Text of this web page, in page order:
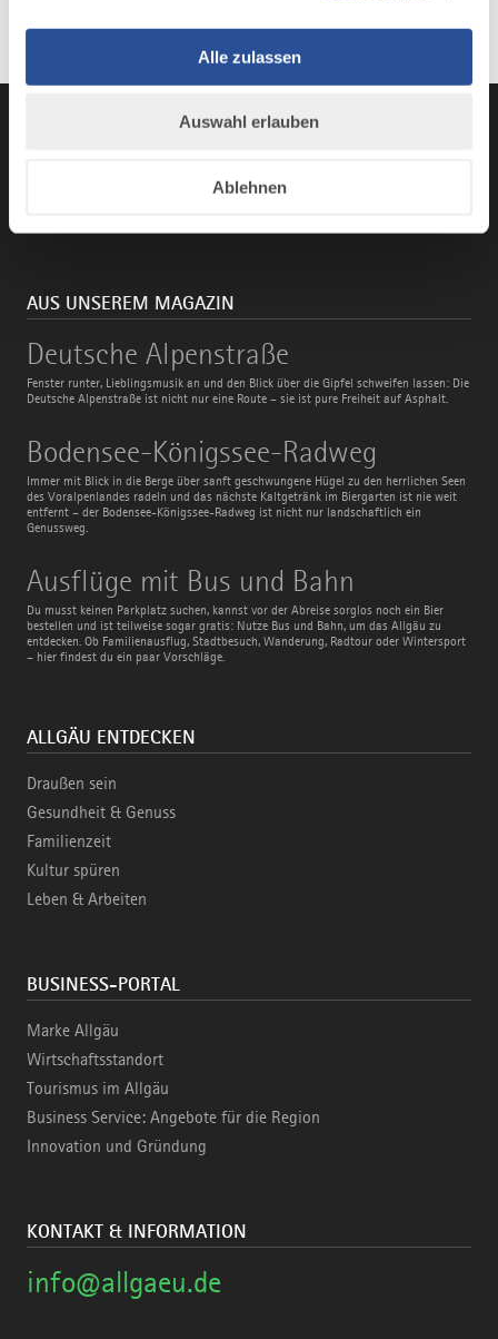
Alle zulassen
Auswahl erlauben
Ablehnen
AUS UNSEREM MAGAZIN
Deutsche Alpenstraße
Fenster runter, Lieblingsmusik an und den Blick über die Gipfel schweifen lassen: Die
Deutsche Alpenstraße ist nicht nur eine Route – sie ist pure Freiheit auf Asphalt.
Deutsche
Alpenstraße
Bodensee-Königssee-Radweg
Immer mit Blick in die Berge über sanft geschwungene Hügel zu den herrlichen Seen
des Voralpenlandes radeln und das nächste Kaltgetränk im Biergarten ist nie weit
entfernt – der Bodensee-Königssee-Radweg ist nicht nur landschaftlich ein
Genussweg.
Bodensee-
Königssee-
Radweg
Ausflüge mit Bus und Bahn
Du musst keinen Parkplatz suchen, kannst vor der Abreise sorglos noch ein Bier
bestellen und ist teilweise sogar gratis: Nutze Bus und Bahn, um das Allgäu zu
entdecken. Ob Familienausflug, Stadtbesuch, Wanderung, Radtour oder Wintersport
– hier findest du ein paar Vorschläge.
Ausflüge
mit
Bus
und
Bahn
ALLGÄU ENTDECKEN
Draußen sein
Gesundheit & Genuss
Familienzeit
Kultur spüren
Leben & Arbeiten
BUSINESS-PORTAL
Marke Allgäu
Wirtschaftsstandort
Tourismus im Allgäu
Business Service: Angebote für die Region
Innovation und Gründung
KONTAKT & INFORMATION
info@allgaeu.de